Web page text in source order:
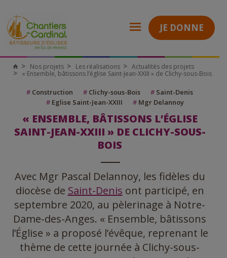
JE DONNE
Nos projets Les réalisations
Actualités des projets
« Ensemble, bâtissons l’église Saint-Jean-XXIII » de Clichy-sous-Bois
# Construction # Clichy-sous-Bois # Saint-Denis
#Eglise Saint-Jean-XXIII #Mgr Delannoy
« ENSEMBLE, BÂTISSONS L’ÉGLISE
SAINT-JEAN-XXIII » DE CLICHY-SOUS-
BOIS
Avec Mgr Pascal Delannoy, les fidèles du
diocèse de Saint-Denis ont participé, en
septembre 2020, au pèlerinage à Notre-
Dame-des-Anges. « Ensemble, bâtissons
l’Église » a proposé l’évêque, reprenant le
thème de cette journée à Clichy-sous-